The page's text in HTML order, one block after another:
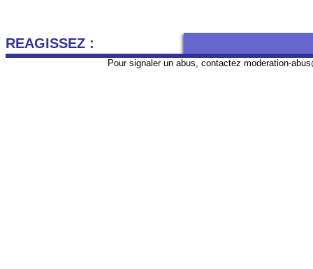
REAGISSEZ :
Pour signaler un abus, contactez moderation-